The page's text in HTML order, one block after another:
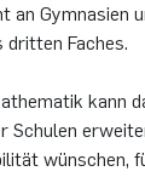
Gymnasien
Faches.
kann
Schulen
wünschen,